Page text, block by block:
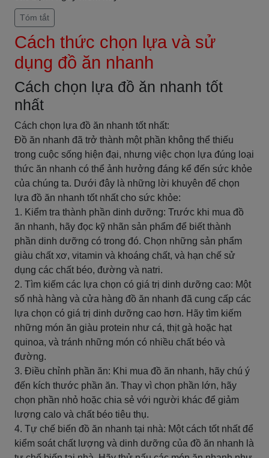
Tóm tắt
Cách thức chọn lựa và sử
dụng đồ ăn nhanh
Cách chọn lựa đồ ăn nhanh tốt
nhất
Cách chọn lựa đồ ăn nhanh tốt nhất:
Đồ ăn nhanh đã trở thành một phần không thể thiếu
trong cuộc sống hiện đại, nhưng việc chọn lựa đúng loại
thức ăn nhanh có thể ảnh hưởng đáng kể đến sức khỏe
của chúng ta. Dưới đây là những lời khuyên để chọn
lựa đồ ăn nhanh tốt nhất cho sức khỏe:
1. Kiểm tra thành phần dinh dưỡng: Trước khi mua đồ
ăn nhanh, hãy đọc kỹ nhãn sản phẩm để biết thành
phần dinh dưỡng có trong đó. Chọn những sản phẩm
giàu chất xơ, vitamin và khoáng chất, và hạn chế sử
dụng các chất béo, đường và natri.
2. Tìm kiếm các lựa chọn có giá trị dinh dưỡng cao: Một
số nhà hàng và cửa hàng đồ ăn nhanh đã cung cấp các
lựa chọn có giá trị dinh dưỡng cao hơn. Hãy tìm kiếm
những món ăn giàu protein như cá, thịt gà hoặc hạt
quinoa, và tránh những món có nhiều chất béo và
đường.
3. Điều chỉnh phần ăn: Khi mua đồ ăn nhanh, hãy chú ý
đến kích thước phần ăn. Thay vì chọn phần lớn, hãy
chọn phần nhỏ hoặc chia sẻ với người khác để giảm
lượng calo và chất béo tiêu thụ.
4. Tự chế biến đồ ăn nhanh tại nhà: Một cách tốt nhất để
kiểm soát chất lượng và dinh dưỡng của đồ ăn nhanh là